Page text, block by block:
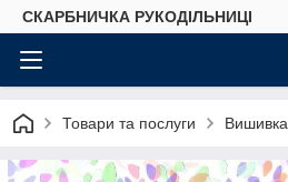
СКАРБНИЧКА РУКОДІЛЬНИЦІ
Товари та послуги Вишивка